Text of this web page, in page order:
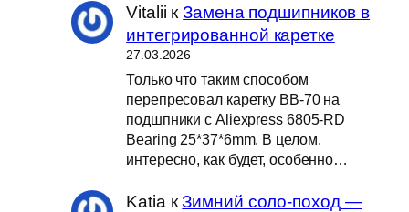
Vitalii кЗамена подшипников в
интегрированной каретке
27.03.2026
Только что таким способом
перепресовал каретку BB-70 на
подшпники с Aliexpress 6805-RD
Bearing 25*37*6mm. В целом,
интересно, как будет, особенно…
Katia кЗимний соло-поход —